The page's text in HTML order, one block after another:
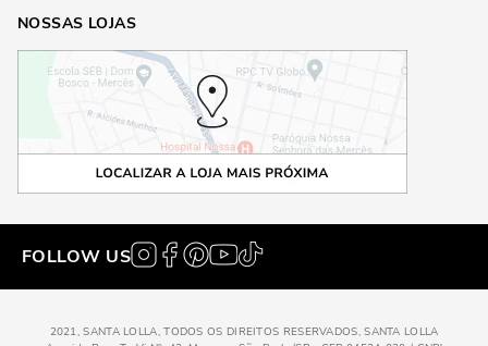
NOSSAS LOJAS
FOLLOW US
2021, SANTA LOLLA, TODOS OS DIREITOS RESERVADOS, SANTA LOLLA